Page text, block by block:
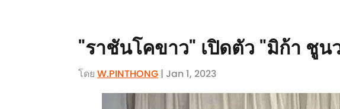
"ราชันโคขาว" เปิดตัว "มิก้า ชูน
โดย W.PINTHONG | Jan 1, 2023